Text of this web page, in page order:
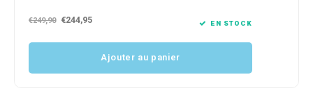
€249,90 €244,95 EN STOCK
Ajouter au panier